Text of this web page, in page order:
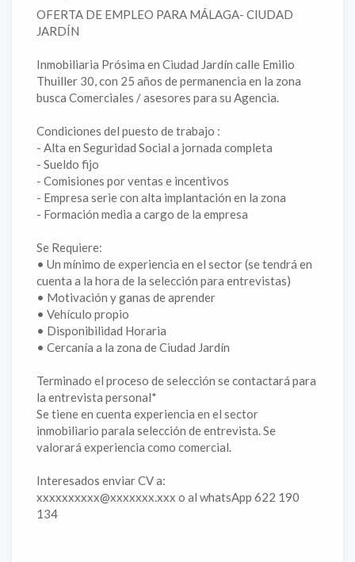
OFERTA DE EMPLEO PARA MÁLAGA- CIUDAD
JARDÍN
Inmobiliaria Prósima en Ciudad Jardín calle Emilio
Thuiller 30, con 25 años de permanencia en la zona
busca Comerciales / asesores para su Agencia.
Condiciones del puesto de trabajo :
- Alta en Seguridad Social a jornada completa
- Sueldo fijo
- Comisiones por ventas e incentivos
- Empresa serie con alta implantación en la zona
- Formación media a cargo de la empresa
Se Requiere:
• Un mínimo de experiencia en el sector (se tendrá en
cuenta a la hora de la selección para entrevistas)
• Motivación y ganas de aprender
• Vehículo propio
• Disponibilidad Horaria
• Cercanía a la zona de Ciudad Jardín
Terminado el proceso de selección se contactará para
la entrevista personal*
Se tiene en cuenta experiencia en el sector
inmobiliario parala selección de entrevista. Se
valorará experiencia como comercial.
Interesados enviar CV a:
xxxxxxxxxx@xxxxxxx.xxx o al whatsApp 622 190
134